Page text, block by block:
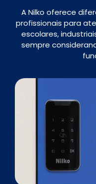
A Nilko oferece
profissionais para
escolares,
sempre